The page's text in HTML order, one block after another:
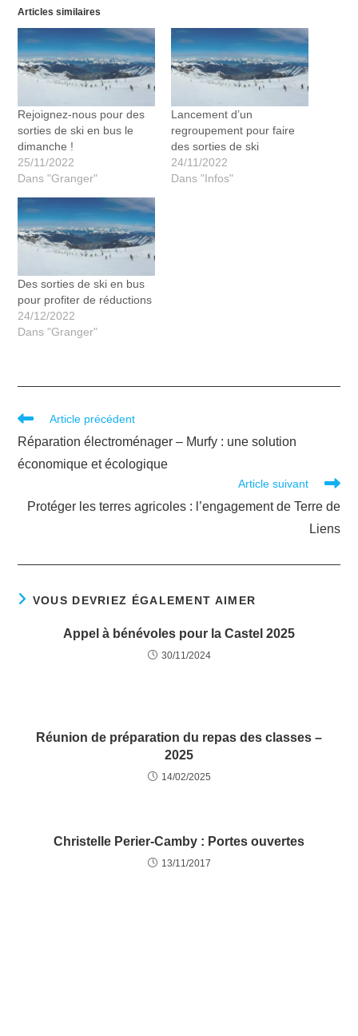
Articles similaires
Rejoignez-nous pour des
sorties de ski en bus le
dimanche !
25/11/2022
Dans "Granger"
​Lancement d’un
regroupement pour faire
des sorties de ski
24/11/2022
Dans "Infos"
Des sorties de ski en bus
pour profiter de réductions
24/12/2022
Dans "Granger"
Article précédent
Réparation électroménager – Murfy : une solution
économique et écologique
Article suivant
Protéger les terres agricoles : l’engagement de Terre de
Liens
VOUS DEVRIEZ ÉGALEMENT AIMER
Appel à bénévoles pour la Castel 2025
30/11/2024
Réunion de préparation du repas des classes –
2025
14/02/2025
Christelle Perier-Camby : Portes ouvertes
13/11/2017